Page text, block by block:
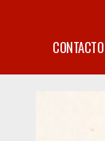
CONTACTO